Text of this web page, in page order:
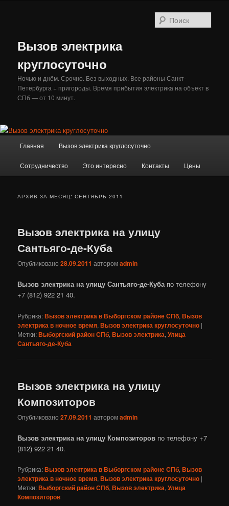
Вызов электрика
круглосуточно
Ночью и днём. Срочно. Без выходных. Все районы Санкт-
Петербурга + пригороды. Время прибытия электрика на объект в
СПб — от 10 минут.
Главная Вызов электрика круглосуточно
Сотрудничество Это интересно Контакты Цены
АРХИВ ЗА МЕСЯЦ:СЕНТЯБРЬ 2011
Вызов электрика на улицу
Сантьяго-де-Куба
Опубликовано28.09.2011 авторомadmin
Вызов электрика на улицу Сантьяго-де-Кубапо телефону
+7 (812) 922 21 40.
Рубрика:Вызов электрика в Выборгском районе СПб,Вызов
электрика в ночное время,Вызов электрика круглосуточно |
Метки:Выборгский район СПб,Вызов электрика,Улица
Сантьяго-де-Куба
Вызов электрика на улицу
Композиторов
Опубликовано27.09.2011 авторомadmin
Вызов электрика на улицу Композиторов по телефону +7
(812) 922 21 40.
Рубрика:Вызов электрика в Выборгском районе СПб,Вызов
электрика в ночное время,Вызов электрика круглосуточно |
Метки:Выборгский район СПб,Вызов электрика,Улица
Композиторов